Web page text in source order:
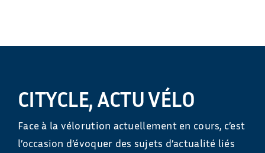
CITYCLE, ACTU VÉLO
Face à la vélorution actuellement en cours, c’est
l’occasion d’évoquer des sujets d’actualité liés